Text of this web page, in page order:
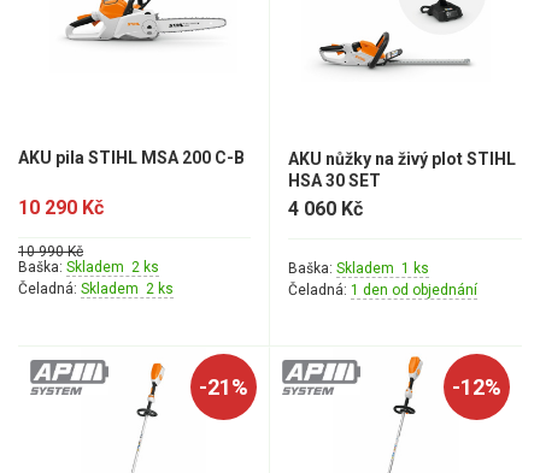
AKU pila STIHL MSA 200 C-B
10 290 Kč
10 990 Kč
Baška: Skladem 2 ks
Čeladná: Skladem 2 ks
AKU nůžky na živý plot STIHL
HSA 30 SET
4 060 Kč
Baška: Skladem 1 ks
Čeladná: 1 den od objednání
-21% -12%